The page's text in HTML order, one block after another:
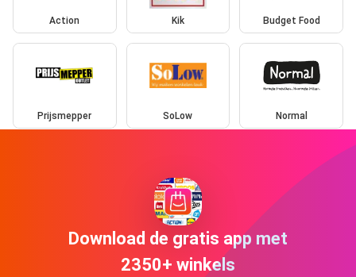
Action Kik Budget Food
Prijsmepper SoLow Normal
Download de gratis app met
2350+ winkels